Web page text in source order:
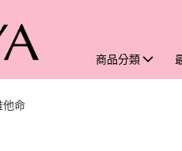
商品分類
他命